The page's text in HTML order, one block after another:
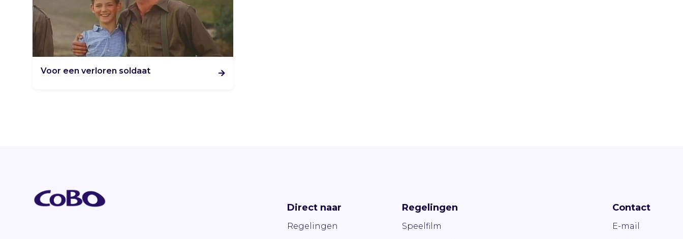
Voor een verloren soldaat
Direct naar
Regelingen
Regelingen
Speelfilm
Contact
E-mail